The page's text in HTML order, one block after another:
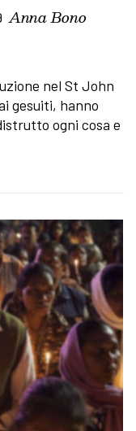
Anna Bono
nel St John
gesuiti, hanno
ogni cosa e